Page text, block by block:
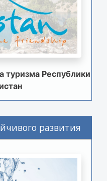
туризма Республики
развития